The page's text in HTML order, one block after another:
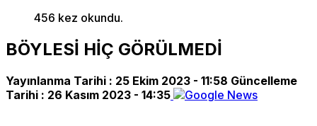
456 kez okundu.
BÖYLESİ HİÇ GÖRÜLMEDİ
Yayınlanma Tarihi : 25 Ekim 2023 - 11:58 Güncelleme
Tarihi : 26 Kasım 2023 - 14:35